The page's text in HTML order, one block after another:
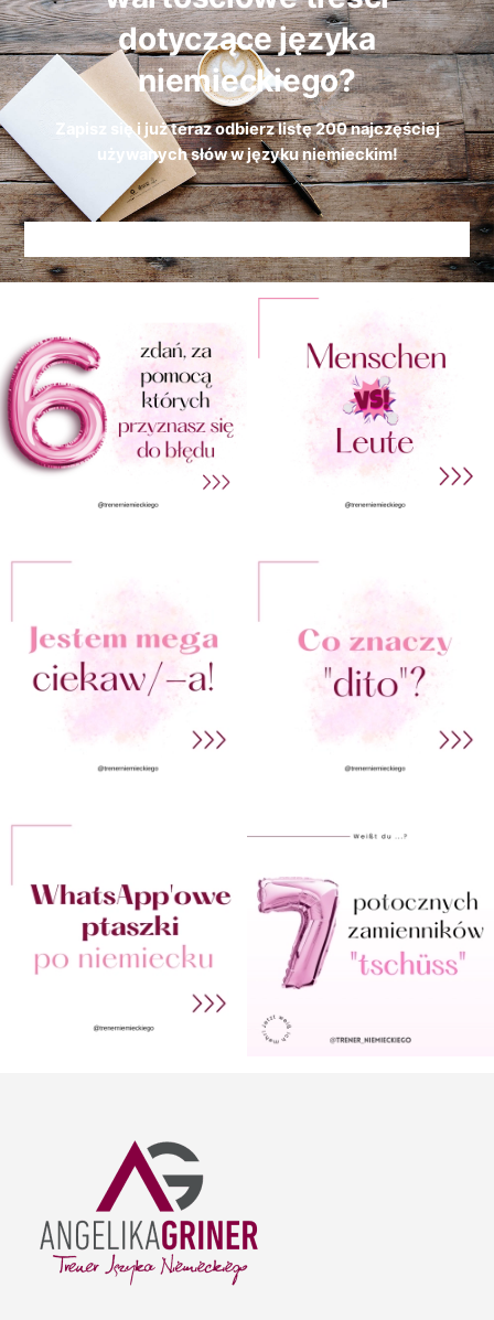
dotyczące języka
niemieckiego?
Zapisz się i już teraz odbierzlistę200 najczęściej
używanych słów w języku niemieckim!